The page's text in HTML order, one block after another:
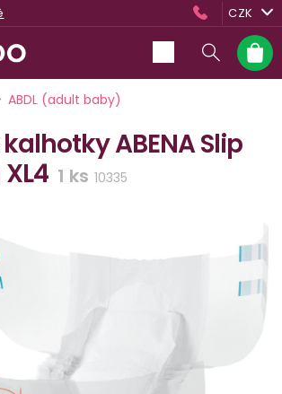
CZK
košík
ABDL (adult baby)
ABENA Slip
1 ks 10335